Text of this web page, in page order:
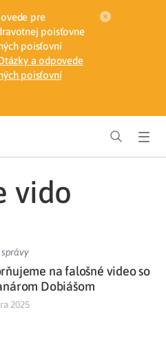
pre
poisťovne
poisťovní
a odpovede
poisťovní
vido
na falošné video so
Dobiášom
2025